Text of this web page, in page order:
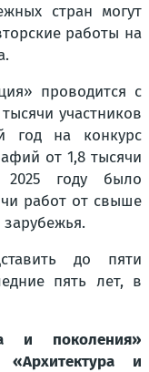
стран могут
работы на
проводится с
участников
год на конкурс
от 1,8 тысячи
году было
работ от свыше
до пяти
пять лет, в
и поколения»
и